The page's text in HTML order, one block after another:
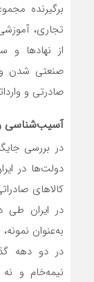
برگیرنده
تجاری،
از نهادها و
صنعتی شدن و
صادرتی و
آسیب‌‌‌شناسی
در بررسی
دولت‌‌‌ها در
کالاهای
در ایران طی
به‌عنوان
در دو دهه
نیمه‌خام و نه